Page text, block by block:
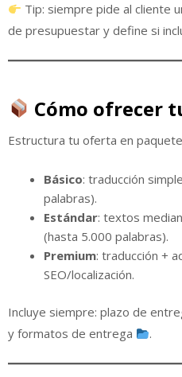
Tip: siempre pide al cliente
de presupuestar y define si
Cómo ofrecer
Estructura tu oferta en
Básico: traducción
palabras).
Estándar: textos
(hasta 5.000 palabras).
Premium: traducción +
SEO/localización.
Incluye siempre: plazo de
y formatos de entrega
.